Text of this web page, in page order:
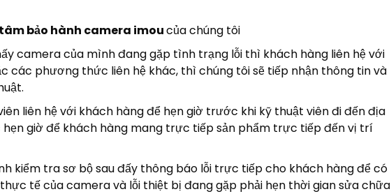
bảo hành camera imoucủa chúng tôi
camera của mình đang gặp tình trạng lỗi thì khách hàng liên hệ với
các phương thức liên hệ khác, thì chúng tôi sẽ tiếp nhận thông tin và
liên hệ với khách hàng để hẹn giờ trước khi kỹ thuật viên đi đến địa
hẹn giờ để khách hàng mang trực tiếp sản phẩm trực tiếp đến vị trí
kiểm tra sơ bộ sau đấy thông báo lỗi trực tiếp cho khách hàng để có
tế của camera và lỗi thiệt bị đang gặp phải hẹn thời gian sửa chữa